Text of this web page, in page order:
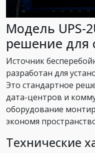
Модель UPS-
решение для
Источник
разработан для
Это стандартное
дата-центров и
оборудование
экономя
Технические